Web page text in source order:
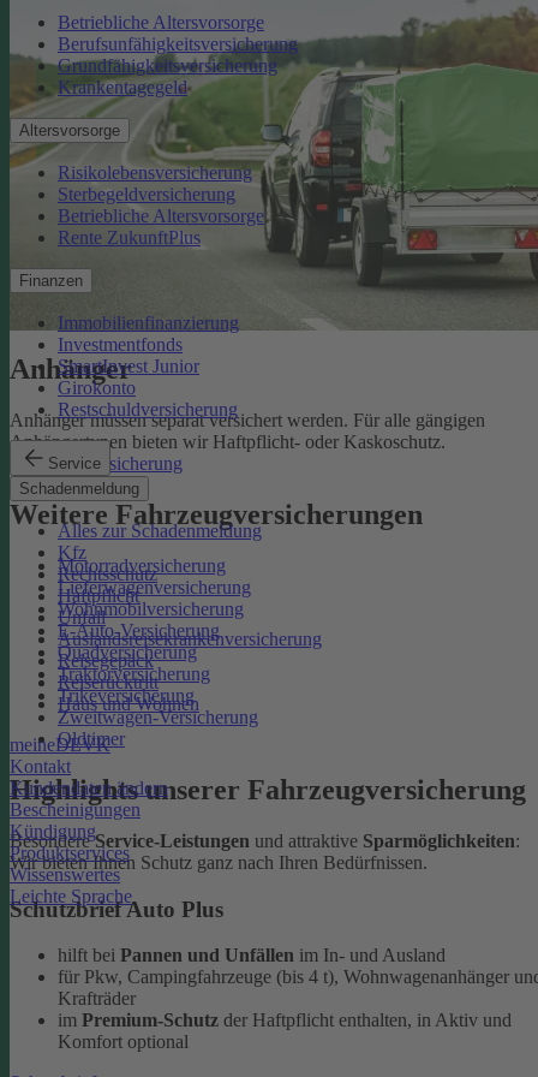
Betriebliche Altersvorsorge
Berufsunfähigkeitsversicherung
Grundfähigkeitsversicherung
Krankentagegeld
Altersvorsorge
Risikolebensversicherung
Sterbegeldversicherung
Betriebliche Altersvorsorge
Rente ZukunftPlus
Finanzen
Immobilienfinanzierung
Investmentfonds
SmartInvest Junior
Girokonto
Restschuldversicherung
Service
Schadenmeldung
Alles zur Schadenmeldung
Kfz
Rechtsschutz
Haftpflicht
Unfall
Auslandsreisekrankenversicherung
Reisegepäck
Reiserücktritt
Haus und Wohnen
meineDEVK
Kontakt
Kundendaten ändern
Bescheinigungen
Kündigung
Produktservices
Wissenswertes
Leichte Sprache
Anhänger
Anhänger müssen separat versichert werden. Für alle gängigen
Anhängertypen bieten wir Haftpflicht- oder Kaskoschutz.
Anhängerversicherung
Weitere Fahrzeugversicherungen
Motorradversicherung
Lieferwagenversicherung
Wohnmobilversicherung
E-Auto-Versicherung
Quadversicherung
Traktorversicherung
Trikeversicherung
Zweitwagen-Versicherung
Oldtimer
Highlights unserer Fahrzeugversicherung
BesondereService-Leistungen und attraktive Sparmöglichkeiten:
Wir bieten Ihnen Schutz ganz nach Ihren Bedürfnissen.
Schutzbrief Auto Plus
hilft bei Pannen und Unfällen im In- und Ausland
für Pkw, Campingfahrzeuge (bis 4 t), Wohnwagenanhänger
Krafträder
im Premium-Schutz der Haftpflicht enthalten, in Aktiv und
Komfort optional